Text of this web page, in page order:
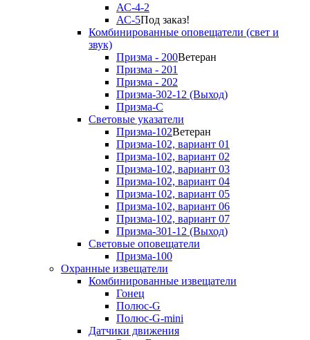
АС-4-2
АС-5Под заказ!
Комбинированные оповещатели (свет и
звук)
Призма - 200Ветеран
Призма - 201
Призма - 202
Призма-302-12 (Выход)
Призма-С
Световые указатели
Призма-102Ветеран
Призма-102, вариант 01
Призма-102, вариант 02
Призма-102, вариант 03
Призма-102, вариант 04
Призма-102, вариант 05
Призма-102, вариант 06
Призма-102, вариант 07
Призма-301-12 (Выход)
Световые оповещатели
Призма-100
Охранные извещатели
Комбинированные извещатели
Гонец
Полюс-G
Полюс-G-mini
Датчики движения